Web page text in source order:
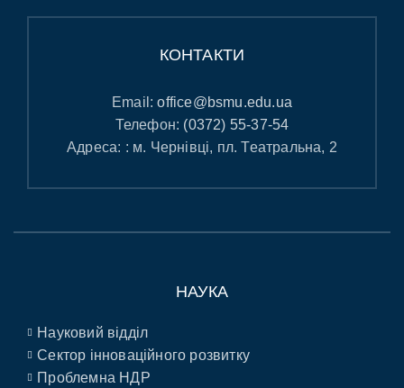
КОНТАКТИ
Email:office@bsmu.edu.ua
Телефон: (0372) 55-37-54
Адреса: : м. Чернівці, пл. Театральна, 2
НАУКА
Науковий відділ
Сектор інноваційного розвитку
Проблемна НДР